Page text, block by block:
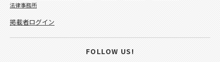
法律事務所
掲載者ログイン
FOLLOW US!